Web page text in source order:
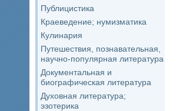
Публицистика
Краеведение; нумизматика
Кулинария
Путешествия, познавательная,
научно-популярная литература
Документальная и
биографическая литература
Духовная литература;
эзотерика